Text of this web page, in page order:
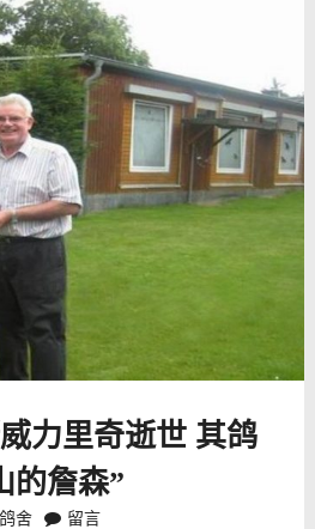
力里奇逝世 其鸽
的詹森”
舍 留言